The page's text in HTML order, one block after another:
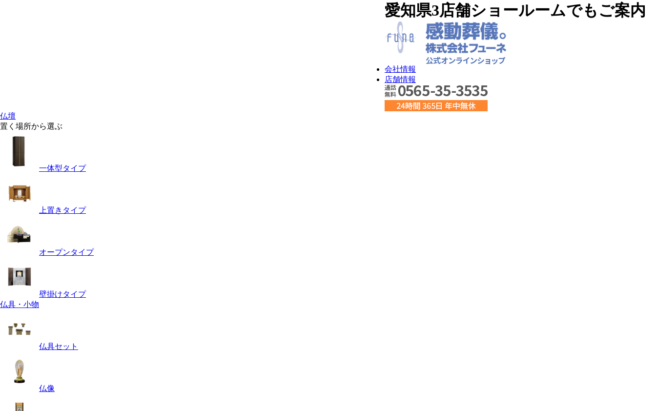
愛知県3店舗ショールームでもご案内
会社情報
店舗情報
仏壇
置く場所から選ぶ
一体型タイプ
上置きタイプ
オープンタイプ
壁掛けタイプ
仏具・小物
仏具セット
仏像